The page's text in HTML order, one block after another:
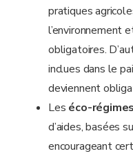
pratiques
l’environnement
obligatoires.
inclues dans le
deviennent
Les éco-
d’aides, basées
encourageant